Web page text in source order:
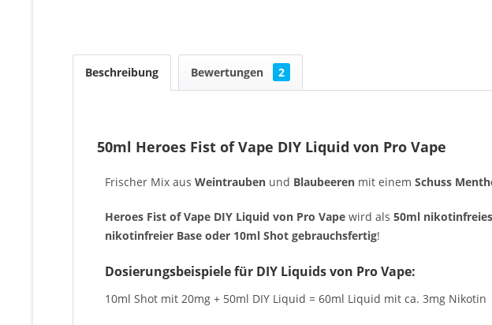
Beschreibung Bewertungen 2
50ml Heroes Fist of Vape DIY Liquid von Pro Vape
Frischer Mix aus Weintrauben und Blaubeeren mit einem Schuss
Heroes Fist of Vape DIY Liquid von Pro Vape wird als 50ml
nikotinfreier Base oder 10ml Shot gebrauchsfertig!
Dosierungsbeispiele für DIY Liquids von Pro Vape:
10ml Shot mit 20mg + 50ml DIY Liquid = 60ml Liquid mit ca. 3mg Nikotin